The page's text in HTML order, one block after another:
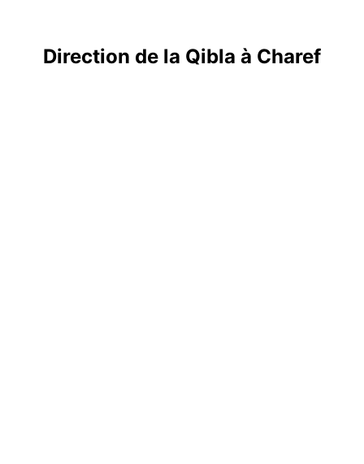
Direction de la Qibla à Charef